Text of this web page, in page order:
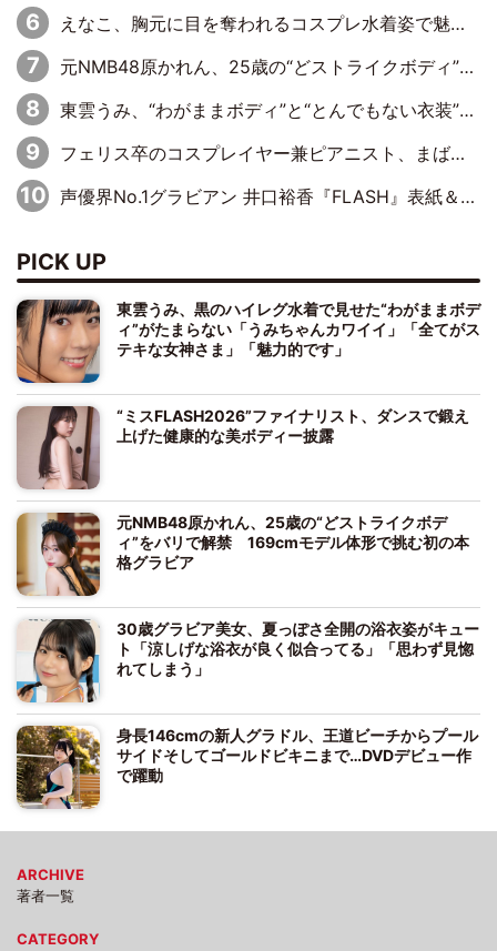
えなこ、胸元に目を奪われるコスプレ水着姿で魅了「群を抜く美しさと華やかさ」「えなこりんの千咲は破壊力がスゴい」
元NMB48原かれん、25歳の“どストライクボディ”をバリで解禁 169cmモデル体形で挑む初の本格グラビア
東雲うみ、“わがままボディ”と“とんでもない衣装”で誘惑「パーフェクトなスタイル」「くびれがステキ」「やみつきになるボディ」
フェリス卒のコスプレイヤー兼ピアニスト、まばゆいばかりのグラビアショット
声優界No.1グラビアン 井口裕香『FLASH』表紙＆巻頭を飾る
PICK UP
東雲うみ、黒のハイレグ水着で見せた“わがままボデ
ィ”がたまらない「うみちゃんカワイイ」「全てがス
テキな女神さま」「魅力的です」
“ミスFLASH2026”ファイナリスト、ダンスで鍛え
上げた健康的な美ボディー披露
元NMB48原かれん、25歳の“どストライクボデ
ィ”をバリで解禁 169cmモデル体形で挑む初の本
格グラビア
30歳グラビア美女、夏っぽさ全開の浴衣姿がキュー
ト「涼しげな浴衣が良く似合ってる」「思わず見惚
れてしまう」
身長146cmの新人グラドル、王道ビーチからプール
サイドそしてゴールドビキニまで…DVDデビュー作
で躍動
ARCHIVE
著者一覧
CATEGORY